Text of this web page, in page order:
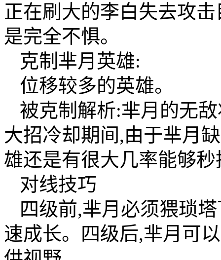
正在刷大的李白失去攻
是完全不惧。
克制芈月英雄:
位移较多的英雄。
被克制解析:芈月的无
大招冷却期间,由于芈月
雄还是有很大几率能够
对线技巧
四级前,芈月必须猥琐
速成长。四级后,芈月可